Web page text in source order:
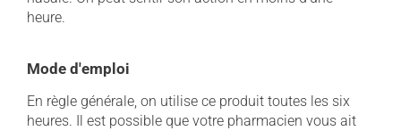
heure.
Mode d'emploi
En règle générale, on utilise ce produit toutes les six
heures. Il est possible que votre pharmacien vous ait